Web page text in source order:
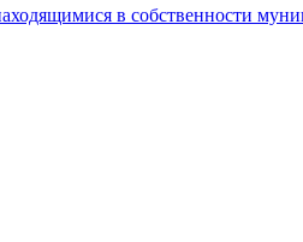
в собственности